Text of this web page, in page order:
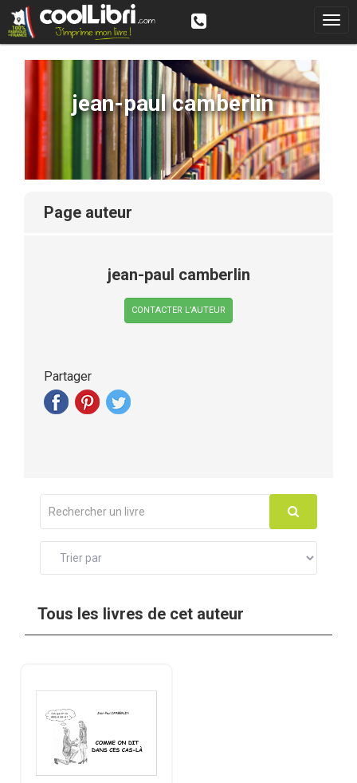
jean-paul camberlin
page auteur
jean-paul camberlin
CONTACTER L’AUTEUR
Partager
Tous les livres de cet auteur